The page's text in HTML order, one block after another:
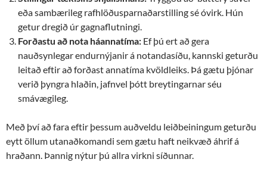
eða sambærileg rafhlöðusparnaðarstilling sé óvirk. Hún
getur dregið úr gagnaflutningi.
Forðastu að nota háannatíma: Ef þú ert að gera
nauðsynlegar endurnýjanir á notandasíðu, kannski geturðu
leitað eftir að forðast annatíma kvöldleiks. Þá gætu þjónar
verið þyngra hlaðin, jafnvel þótt breytingarnar séu
smávægileg.
Með því að fara eftir þessum auðveldu leiðbeiningum geturðu
eytt öllum utanaðkomandi sem gætu haft neikvæð áhrif á
hraðann. Þannig nýtur þú allra virkni síðunnar.